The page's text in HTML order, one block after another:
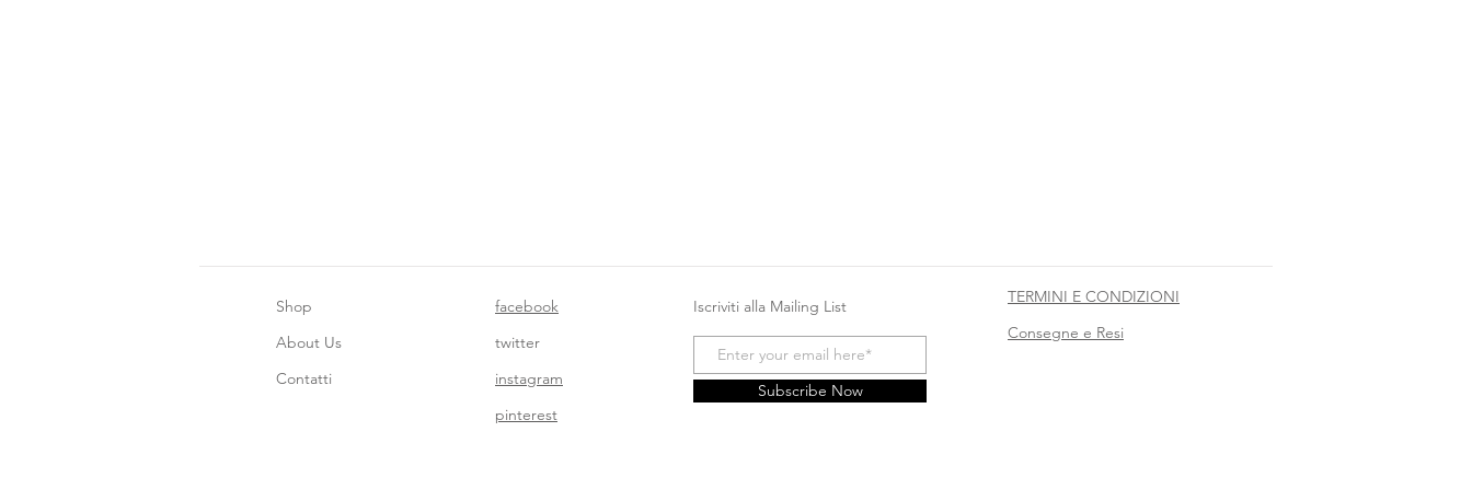
Shop
About Us
Contatti
facebook
twitter
instagram
pinterest
Iscriviti alla Mailing List
Subscribe Now
TERMINI E CONDIZIONI
Consegne e Resi